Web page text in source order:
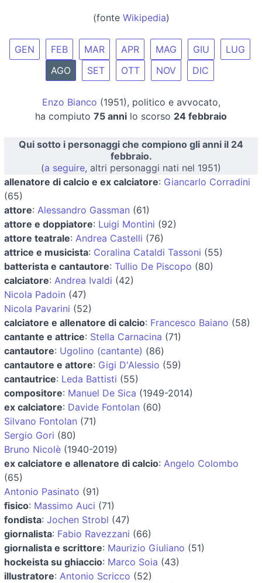
(fonte Wikipedia)
GEN FEB MAR APR MAG GIU
LUG
AGO
SET OTT NOV DIC
Enzo Bianco (1951), politico e avvocato,
ha compiuto 75 anni lo scorso 24 febbraio
Qui sotto i personaggi che compiono gli anni il 24
febbraio.
(a seguire, altri personaggi nati nel 1951)
allenatore di calcio e ex calciatore: Giancarlo Corradini
(65)
attore: Alessandro Gassman (61)
attore e doppiatore: Luigi Montini (92)
attore teatrale: Andrea Castelli (76)
attrice e musicista: Coralina Cataldi Tassoni (55)
batterista e cantautore: Tullio De Piscopo (80)
calciatore: Andrea Ivaldi (42)
Nicola Padoin (47)
Nicola Pavarini (52)
calciatore e allenatore di calcio: Francesco Baiano (58)
cantante e attrice: Stella Carnacina (71)
cantautore: Ugolino (cantante) (86)
cantautore e attore: Gigi D'Alessio (59)
cantautrice: Leda Battisti (55)
compositore: Manuel De Sica (1949-2014)
ex calciatore: Davide Fontolan (60)
Silvano Fontolan (71)
Sergio Gori (80)
Bruno Nicolè (1940-2019)
ex calciatore e allenatore di calcio: Angelo Colombo
(65)
Antonio Pasinato (91)
fisico: Massimo Auci (71)
fondista: Jochen Strobl (47)
giornalista: Fabio Ravezzani (66)
giornalista e scrittore: Maurizio Giuliano (51)
hockeista su ghiaccio: Marco Soia (43)
illustratore: Antonio Scricco (52)